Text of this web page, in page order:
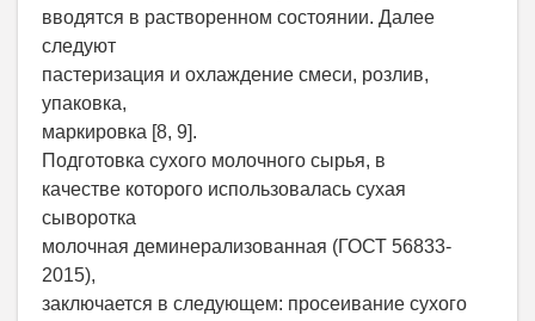
вводятся в растворенном состоянии. Далее
следуют
пастеризация и охлаждение смеси, розлив,
упаковка,
маркировка [8, 9].
Подготовка сухого молочного сырья, в
качестве которого использовалась сухая
сыворотка
молочная деминерализованная (ГОСТ 56833-
2015),
заключается в следующем: просеивание сухого